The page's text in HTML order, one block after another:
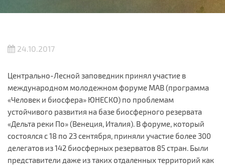
24.10.2017
Центрально-Лесной заповедник принял участие в
международном молодежном форуме MAB (программа
«Человек и биосфера» ЮНЕСКО) по проблемам
устойчивого развития на базе биосферного резервата
«Дельта реки По» (Венеция, Италия). В форуме, который
состоялся с 18 по 23 сентября, приняли участие более 300
делегатов из 142 биосферных резерватов 85 стран. Были
представители даже из таких отдаленных территорий как